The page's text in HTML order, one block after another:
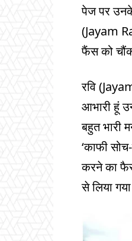
पेज पर
(Jayam
फैंस को
रवि
आभारी हूं
बहुत भारी
‘काफी
करने का
से लिया